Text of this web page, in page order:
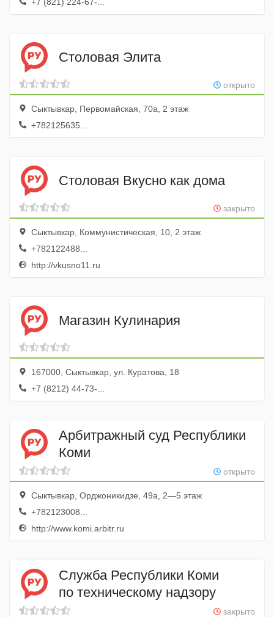
Столовая Элита
открыто
Сыктывкар, Первомайская, 70а, 2 этаж
+782125635...
Столовая Вкусно как дома
закрыто
Сыктывкар, Коммунистическая, 10, 2 этаж
+782122488...
http://vkusno11.ru
Магазин Кулинария
167000, Сыктывкар, ул. Куратова, 18
+7 (8212) 44-73-...
Арбитражный суд Республики
Коми
открыто
Сыктывкар, Орджоникидзе, 49а, 2—5 этаж
+782123008...
http://www.komi.arbitr.ru
Служба Республики Коми
по техническому надзору
закрыто